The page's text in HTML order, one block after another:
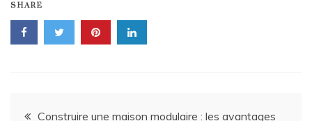
SHARE
Navigation
Construire une maison modulaire : les avantages